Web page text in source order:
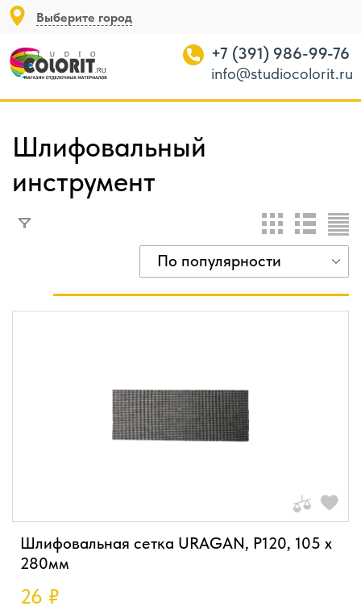
Выберите город
+7 (391) 986-99-76
info@studiocolorit.ru
Шлифовальный
инструмент
По популярности
Шлифовальная сетка URAGAN, P120, 105 х
280мм
26 ₽